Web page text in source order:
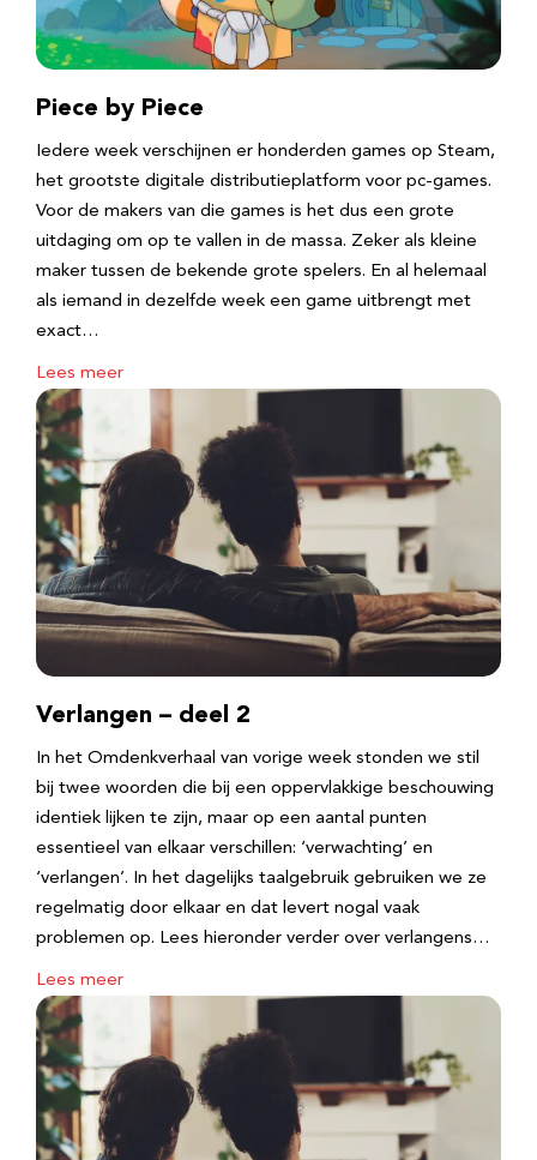
Piece by Piece
Iedere week verschijnen er honderden games op Steam,
het grootste digitale distributieplatform voor pc-games.
Voor de makers van die games is het dus een grote
uitdaging om op te vallen in de massa. Zeker als kleine
maker tussen de bekende grote spelers. En al helemaal
als iemand in dezelfde week een game uitbrengt met
exact…
Lees meer
Verlangen – deel 2
In het Omdenkverhaal van vorige week stonden we stil
bij twee woorden die bij een oppervlakkige beschouwing
identiek lijken te zijn, maar op een aantal punten
essentieel van elkaar verschillen: ‘verwachting’ en
‘verlangen’. In het dagelijks taalgebruik gebruiken we ze
regelmatig door elkaar en dat levert nogal vaak
problemen op. Lees hieronder verder over verlangens…
Lees meer